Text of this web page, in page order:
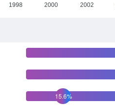
1998 2000 2002
15.6%